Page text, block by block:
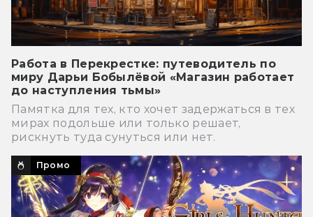
Работа в Перекрестке: путеводитель по
миру Дарьи Бобылёвой «Магазин работает
до наступления тьмы»
Памятка для тех, кто хочет задержаться в тех
мирах подольше или только решает,
рискнуть туда сунуться или нет.
Промо